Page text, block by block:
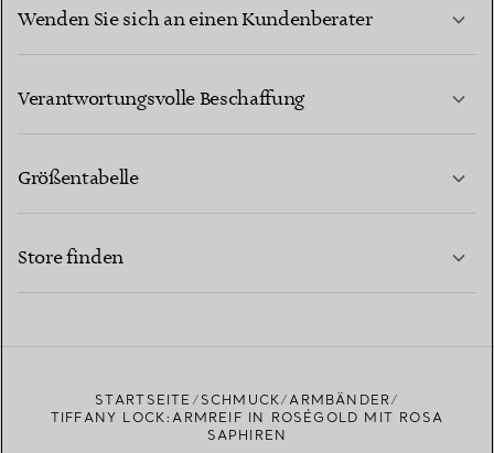
Wenden Sie sich an einen Kundenberater
Verantwortungsvolle Beschaffung
Größentabelle
Store finden
STARTSEITE SCHMUCK
ARMBÄNDER
TIFFANY LOCK:ARMREIF IN ROSÉGOLD MIT ROSA
SAPHIREN